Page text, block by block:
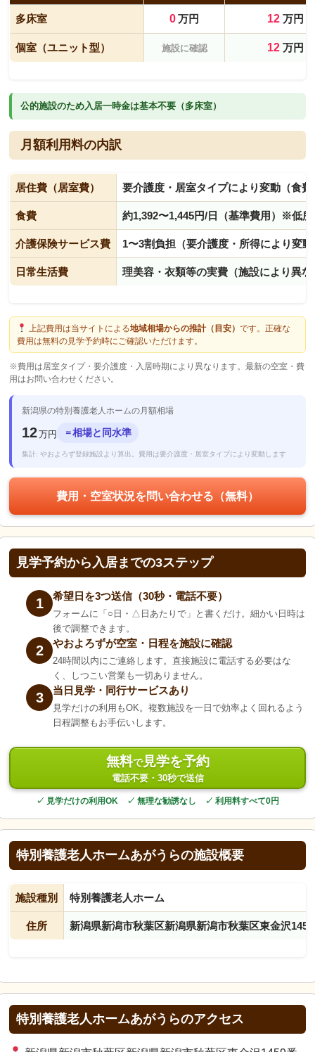
多床室 0万円 12万円
個室（ユニット型） 施設に確認 12万円
公的施設のため入居一時金は基本不要（多床室）
月額利用料の内訳
居住費（居室費） 要介護度・居室タイプにより変動（食
食費 約1,392〜1,445円/日（基準費用）※低
介護保険サービス費 1〜3割負担（要介護度・所得により変動
日常生活費 理美容・衣類等の実費（施設により異な
上記費用は当サイトによる地域相場からの推計（目安） です。正確な
費用は無料の見学予約時にご確認いただけます。
※費用は居室タイプ・要介護度・入居時期により異なります。最新の空室・費
用はお問い合わせください。
新潟県の特別養護老人ホームの月額相場
12万円 ＝相場と同水準
集計: やおよろず登録施設より算出。費用は要介護度・居室タイプにより変動します
費用・空室状況を問い合わせる（無料）
見学予約から入居までの3ステップ
1 希望日を3つ送信（30秒・電話不要）
フォームに「○日・△日あたりで」と書くだけ。細かい日時は
後で調整できます。
2 やおよろずが空室・日程を施設に確認
24時間以内にご連絡します。直接施設に電話する必要はな
く、しつこい営業も一切ありません。
3 当日見学・同行サービスあり
見学だけの利用もOK。複数施設を一日で効率よく回れるよう
日程調整もお手伝いします。
無料で見学を予約
電話不要・30秒で送信
✓ 見学だけの利用OK ✓ 無理な勧誘なし ✓ 利用料すべて0円
特別養護老人ホームあがうらの施設概要
施設種別 特別養護老人ホーム
住所 新潟県新潟市秋葉区新潟県新潟市秋葉区東金沢
特別養護老人ホームあがうらのアクセス